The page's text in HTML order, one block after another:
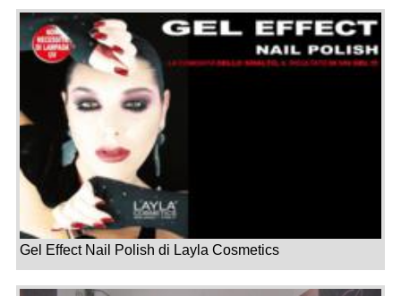
Gel Effect Nail Polish di Layla Cosmetics